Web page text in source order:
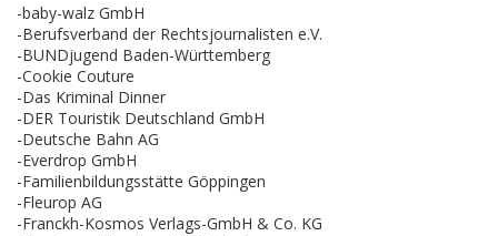
-baby-walz GmbH
-Berufsverband der Rechtsjournalisten e.V.
-BUNDjugend Baden-Württemberg
-Cookie Couture
-Das Kriminal Dinner
-DER Touristik Deutschland GmbH
-Deutsche Bahn AG
-Everdrop GmbH
-Familienbildungsstätte Göppingen
-Fleurop AG
-Franckh-Kosmos Verlags-GmbH & Co. KG